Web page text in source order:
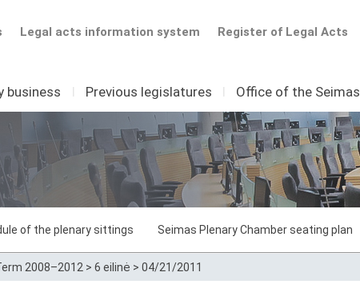
Register of Legal Acts
Legal acts information system
business I Previous legislatures I Office of the Seimas
of the plenary sittings Seimas Plenary Chamber seating plan
2008–2012 > 6 eilinė > 04/21/2011